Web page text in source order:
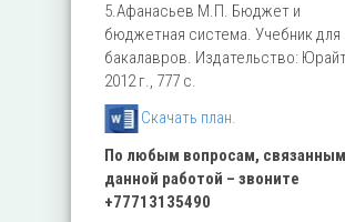
5.Афанасьев М.П. Бюджет и
бюджетная система. Учебник для
бакалавров. Издательство:
2012 г., 777 с.
Скачать план.
По любым вопросам,
данной работой – звоните
+77713135490